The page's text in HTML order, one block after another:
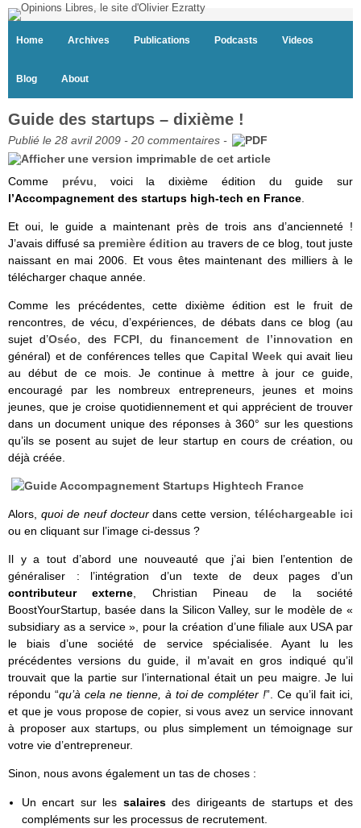
Home Archives Publications Podcasts Videos
Blog About
Guide des startups – dixième !
Publié le 28 avril 2009 - 20 commentaires -
Comme prévu , voici la dixième édition du guide sur
l’Accompagnement des startups high-tech en France
Et oui, le guide a maintenant près de trois ans d’ancienneté !
J’avais diffusé sa première édition au travers de ce blog, tout juste
naissant en mai 2006. Et vous êtes maintenant des milliers à le
télécharger chaque année.
Comme les précédentes, cette dixième édition est le fruit de
rencontres, de vécu, d’expériences, de débats dans ce blog (au
sujet d’Oséo , des FCPI , du financement de l’innovation en
général) et de conférences telles que Capital Week qui avait lieu
au début de ce mois. Je continue à mettre à jour ce guide,
encouragé par les nombreux entrepreneurs, jeunes et moins
jeunes, que je croise quotidiennement et qui apprécient de trouver
dans un document unique des réponses à 360° sur les questions
qu’ils se posent au sujet de leur startup en cours de création, ou
déjà créée.
Alors, quoi de neuf docteurdans cette version,téléchargeable ici
ou en cliquant sur l’image ci-dessus ?
Il y a tout d’abord une nouveauté que j’ai bien l’entention de
généraliser : l’intégration d’un texte de deux pages d’un
contributeur externe, Christian Pineau de la société
BoostYourStartup, basée dans la Silicon Valley, sur le modèle de «
subsidiary as a service », pour la création d’une filiale aux USA par
le biais d’une société de service spécialisée. Ayant lu les
précédentes versions du guide, il m’avait en gros indiqué qu’il
trouvait que la partie sur l’international était un peu maigre. Je lui
répondu “qu’à cela ne tienne, à toi de compléter !”. Ce qu’il fait ici,
et que je vous propose de copier, si vous avez un service innovant
à proposer aux startups, ou plus simplement un témoignage sur
votre vie d’entrepreneur.
Sinon, nous avons également un tas de choses :
Un encart sur les salairesdes dirigeants de startups et des
compléments sur les processus de recrutement.